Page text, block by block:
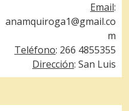
Email:
anamquiroga1@gmail.co
m
Teléfono: 266 4855355
Dirección: San Luis